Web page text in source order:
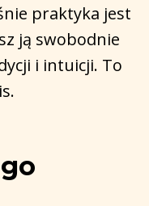
praktyka jest
ją swobodnie
i intuicji. To